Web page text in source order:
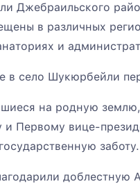
Джебраильского
в различных
и
в село Шукюрбейли
на родную
и Первому вице-
заботу.
доблестную